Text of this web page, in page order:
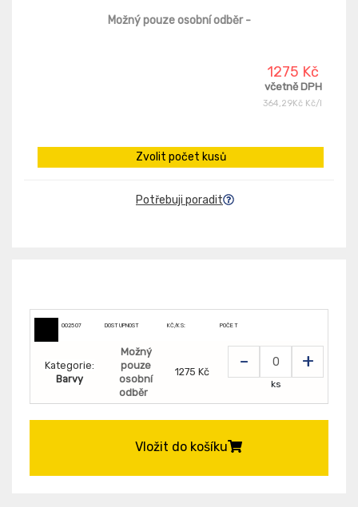
Možný pouze osobní odběr-
1275 Kč
včetně DPH
364,29Kč Kč/l
Zvolit počet kusů
Potřebuji poradit
002507 DOSTUPNOST KČ/KS: POČET
Kategorie:
Barvy
Možný
pouze
osobní
odběr
1275 Kč - +
ks
Vložit do košíku